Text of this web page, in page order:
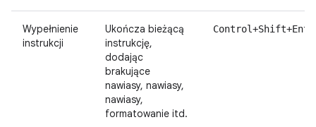
Wypełnienie
instrukcji
Ukończa bieżącą
instrukcję,
dodając
brakujące
nawiasy, nawiasy,
nawiasy,
formatowanie itd.